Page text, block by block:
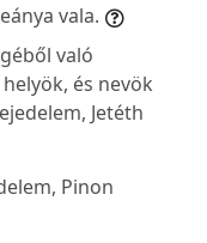
vala.
való
és nevök
Jetéth
Pinon